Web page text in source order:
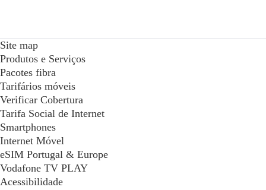
Site map
Produtos e Serviços
Pacotes fibra
Tarifários móveis
Verificar Cobertura
Tarifa Social de Internet
Smartphones
Internet Móvel
eSIM Portugal & Europe
Vodafone TV PLAY
Acessibilidade